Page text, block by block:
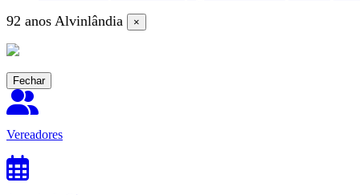
92 anos Alvinlândia ×
Fechar
Vereadores